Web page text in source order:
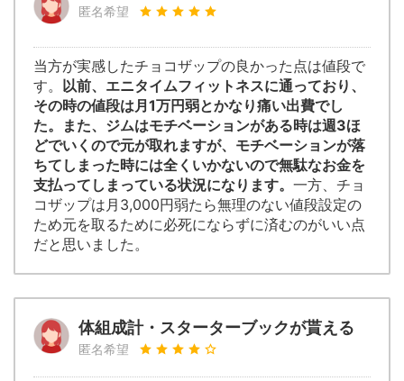
匿名希望
当方が実感したチョコザップの良かった点は値段で
す。 以前、エニタイムフィットネスに通っており、
その時の値段は月1万円弱とかなり痛い出費でし
た。また、ジムはモチベーションがある時は週3ほ
どでいくので元が取れますが、モチベーションが落
ちてしまった時には全くいかないので無駄なお金を
支払ってしまっている状況になります。 一方、チョ
コザップは月3,000円弱たら無理のない値段設定の
ため元を取るために必死にならずに済むのがいい点
だと思いました。
体組成計・スターターブックが貰える
匿名希望